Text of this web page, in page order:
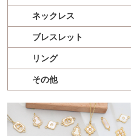
ネックレス
ブレスレット
リング
その他